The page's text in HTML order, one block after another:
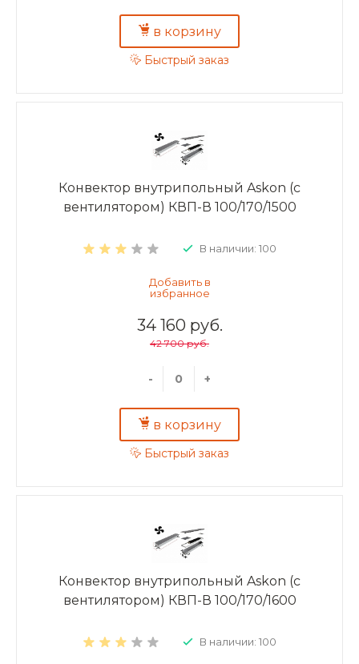
в корзину
Быстрый заказ
Конвектор внутрипольный Askon (с
вентилятором) КВП-В 100/170/1500
В наличии: 100
34 160 руб.
42 700 руб.
- +
в корзину
Быстрый заказ
Конвектор внутрипольный Askon (с
вентилятором) КВП-В 100/170/1600
В наличии: 100